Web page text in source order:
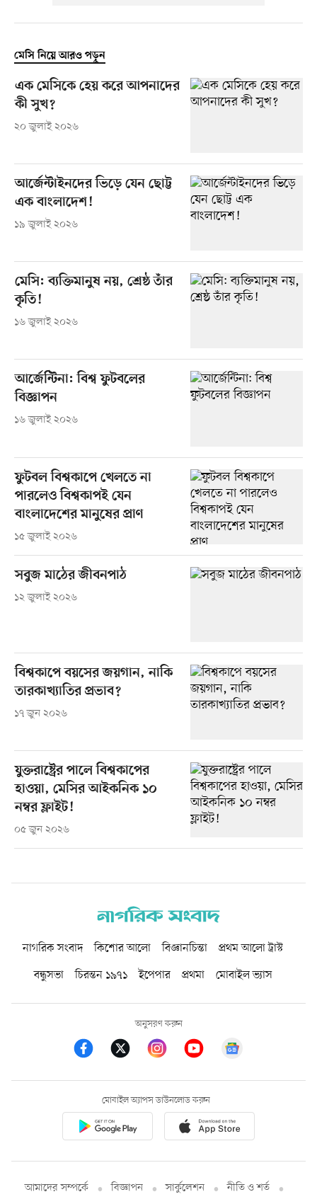
মেসি নিয়ে আরও পড়ুন
এক মেসিকে হেয় করে আপনাদের
কী সুখ?
২০ জুলাই ২০২৬
আর্জেন্টাইনদের ভিড়ে যেন ছোট্ট
এক বাংলাদেশ!
১৯ জুলাই ২০২৬
মেসি: ব্যক্তিমানুষ নয়, শ্রেষ্ঠ তাঁর
কৃতি!
১৬ জুলাই ২০২৬
আর্জেন্টিনা: বিশ্ব ফুটবলের
বিজ্ঞাপন
১৬ জুলাই ২০২৬
ফুটবল বিশ্বকাপে খেলতে না
পারলেও বিশ্বকাপই যেন
বাংলাদেশের মানুষের প্রাণ
১৫ জুলাই ২০২৬
সবুজ মাঠের জীবনপাঠ
১২ জুলাই ২০২৬
বিশ্বকাপে বয়সের জয়গান, নাকি
তারকাখ্যাতির প্রভাব?
১৭ জুন ২০২৬
যুক্তরাষ্ট্রের পালে বিশ্বকাপের
হাওয়া, মেসির আইকনিক ১০
নম্বর ফ্লাইট!
০৫ জুন ২০২৬
নাগরিক সংবাদ কিশোর আলো বিজ্ঞানচিন্তা
প্রথম আলো ট্রাস্ট
বন্ধুসভা
চিরন্তন ১৯৭১ ইপেপার প্রথমা মোবাইল ভ্যাস
অনুসরণ করুন
মোবাইল অ্যাপস ডাউনলোড করুন
আমাদের সম্পর্কে বিজ্ঞাপন সার্কুলেশন নীতি ও শর্ত